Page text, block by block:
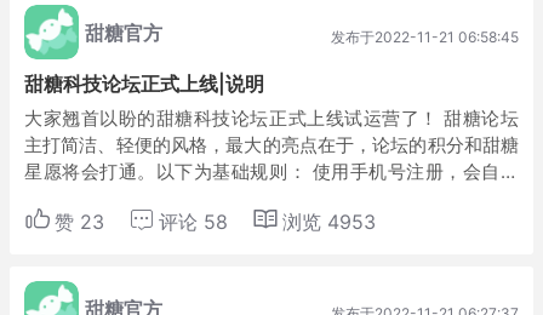
甜糖官方 发布于2022-11-21 06:58:45
甜糖科技论坛正式上线|说明
大家翘首以盼的甜糖科技论坛正式上线试运营了！ 甜糖论坛
主打简洁、轻便的风格，最大的亮点在于，论坛的积分和甜糖
星愿将会打通。以下为基础规则： 使用手机号注册，会自动
息； 在个人中心可以将甜糖星愿积分和论坛...
赞 23 评论 58 浏览 4953
甜糖官方